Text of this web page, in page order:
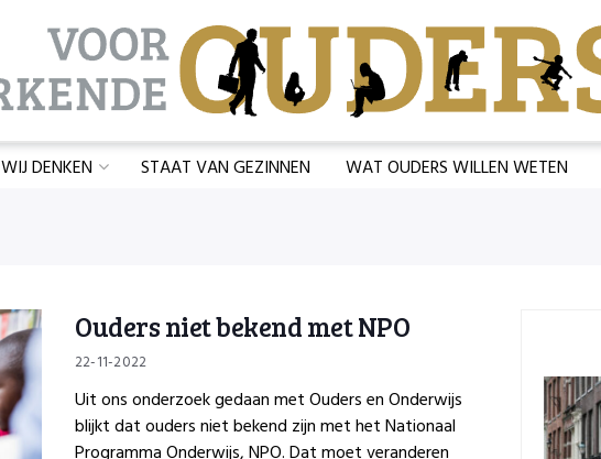
WIJ DENKEN STAAT VAN GEZINNEN WAT OUDERS WILLEN WETEN
Ouders niet bekend met NPO
22-11-2022
Uit ons onderzoek gedaan met Ouders en Onderwijs
blijkt dat ouders niet bekend zijn met het Nationaal